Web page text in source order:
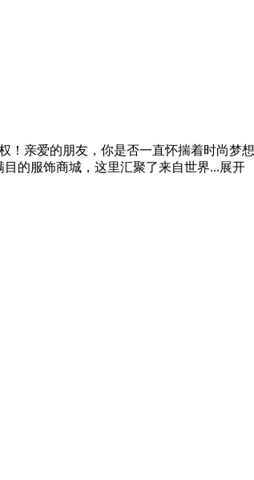
！亲爱的朋友，你是否一直怀揣着时尚梦
的服饰商城，这里汇聚了来自世界...展开